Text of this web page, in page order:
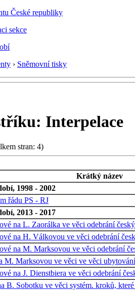
sekce
› Sněmovní tisky
Interpelace
stran: 4)
Krátký název
1998 - 2002
řádu PS - RJ
2013 - 2017
na L. Zaorálka ve věci odebrání
na H. Válkovou ve věci odebrání
na M. Marksovou ve věci odebrání
M. Marksovou ve věci ve věci
na J. Dienstbiera ve věci odebrání
B. Sobotku ve věci systém. kroků,